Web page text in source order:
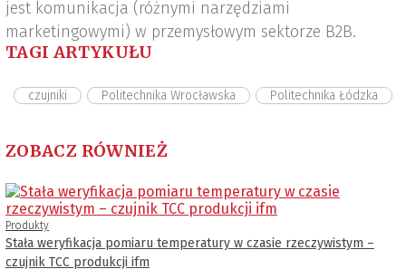
jest komunikacja (różnymi narzędziami
marketingowymi) w przemysłowym sektorze B2B.
TAGI ARTYKUŁU
czujniki Politechnika Wrocławska Politechnika Łódzka
ZOBACZ RÓWNIEŻ
Produkty
Stała weryfikacja pomiaru temperatury w czasie rzeczywistym –
czujnik TCC produkcji ifm